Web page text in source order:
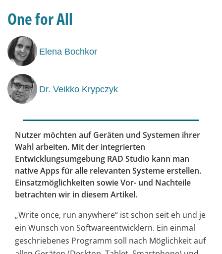
One for All
Elena Bochkor
Dr. Veikko Krypczyk
Nutzer möchten auf Geräten und Systemen ihrer
Wahl arbeiten. Mit der integrierten
Entwicklungsumgebung RAD Studio kann man
native Apps für alle relevanten Systeme erstellen.
Einsatzmöglichkeiten sowie Vor- und Nachteile
betrachten wir in diesem Artikel.
„Write once, run anywhere“ ist schon seit eh und je
ein Wunsch von Softwareentwicklern. Ein einmal
geschriebenes Programm soll nach Möglichkeit auf